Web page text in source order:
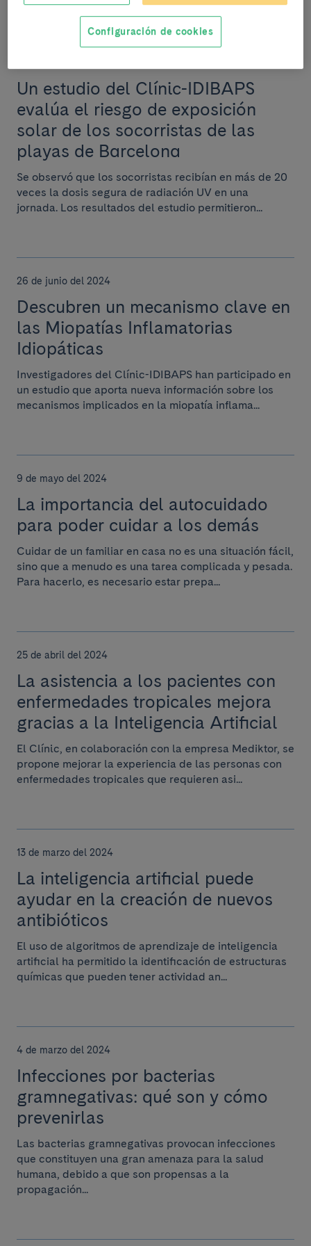
Un estudio del Clínic-IDIBAPS
evalúa el riesgo de exposición
solar de los socorristas de las
playas de Barcelona
Se observó que los socorristas recibían en más de 20
veces la dosis segura de radiación UV en una
jornada. Los resultados del estudio permitieron...
26 de junio del 2024
Descubren un mecanismo clave en
las Miopatías Inflamatorias
Idiopáticas
Investigadores del Clínic-IDIBAPS han participado en
un estudio que aporta nueva información sobre los
mecanismos implicados en la miopatía inflama...
9 de mayo del 2024
La importancia del autocuidado
para poder cuidar a los demás
Cuidar de un familiar en casa no es una situación fácil,
sino que a menudo es una tarea complicada y pesada.
Para hacerlo, es necesario estar prepa...
25 de abril del 2024
La asistencia a los pacientes con
enfermedades tropicales mejora
gracias a la Inteligencia Artificial
El Clínic, en colaboración con la empresa Mediktor, se
propone mejorar la experiencia de las personas con
enfermedades tropicales que requieren asi...
13 de marzo del 2024
La inteligencia artificial puede
ayudar en la creación de nuevos
antibióticos
El uso de algoritmos de aprendizaje de inteligencia
artificial ha permitido la identificación de estructuras
químicas que pueden tener actividad an...
4 de marzo del 2024
Infecciones por bacterias
gramnegativas: qué son y cómo
prevenirlas
Las bacterias gramnegativas provocan infecciones
que constituyen una gran amenaza para la salud
humana, debido a que son propensas a la
propagación...
Configuración de cookies